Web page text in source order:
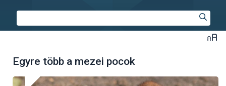
Egyre több a mezei pocok